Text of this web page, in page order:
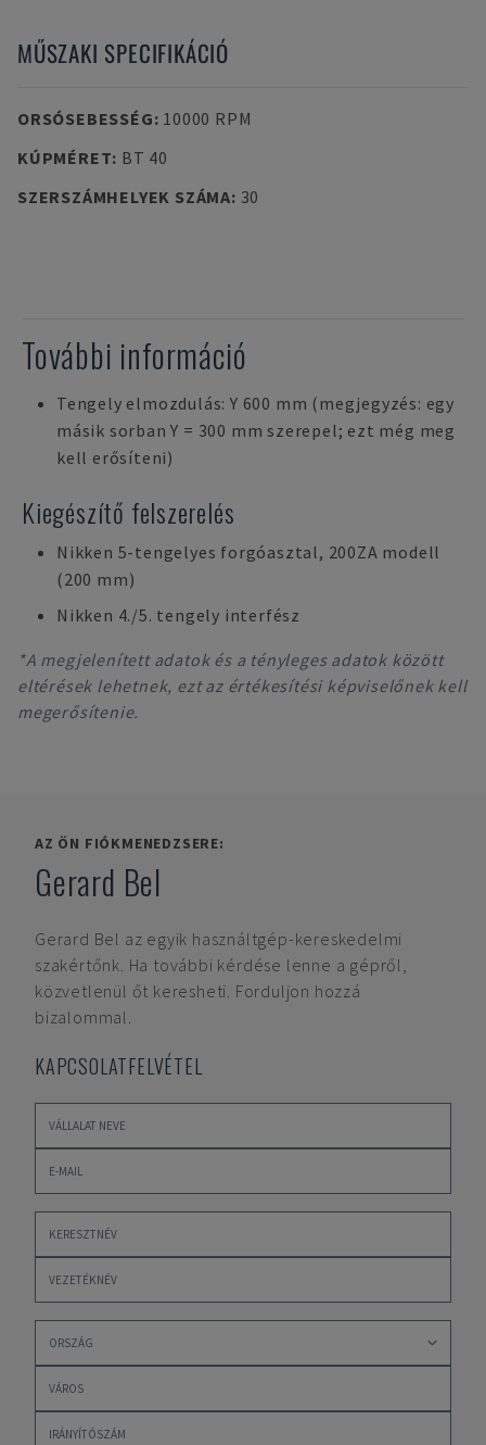
MŰSZAKI SPECIFIKÁCIÓ
ORSÓSEBESSÉG: 10000 RPM
KÚPMÉRET: BT 40
SZERSZÁMHELYEK SZÁMA: 30
További információ
Tengely elmozdulás: Y 600 mm (megjegyzés: egy
másik sorban Y = 300 mm szerepel; ezt még meg
kell erősíteni)
Kiegészítő felszerelés
Nikken 5-tengelyes forgóasztal, 200ZA modell
(200 mm)
Nikken 4./5. tengely interfész
*A megjelenített adatok és a tényleges adatok között
eltérések lehetnek, ezt az értékesítési képviselőnek kell
megerősítenie.
AZ ÖN FIÓKMENEDZSERE:
Gerard Bel
Gerard Bel az egyik használtgép-kereskedelmi
szakértőnk. Ha további kérdése lenne a gépről,
közvetlenül őt keresheti. Forduljon hozzá
bizalommal.
KAPCSOLATFELVÉTEL